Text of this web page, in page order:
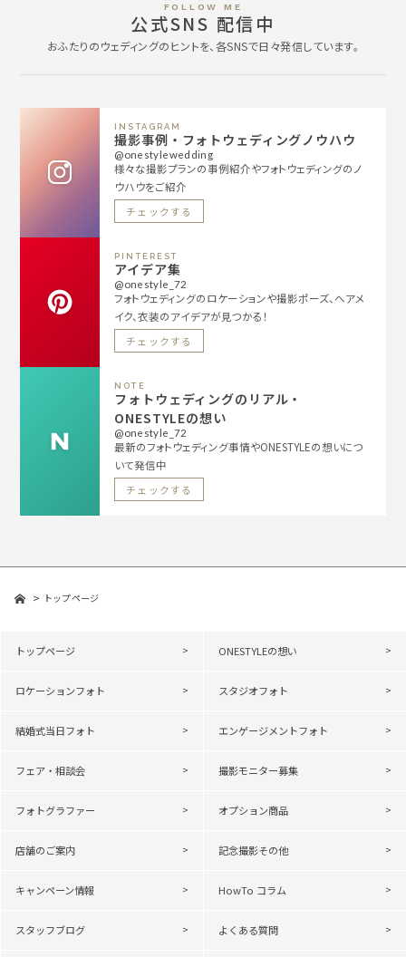
FOLLOW ME
公式SNS 配信中
おふたりのウェディングのヒントを、各SNSで日々発信しています。
INSTAGRAM
撮影事例・フォトウェディングノウハウ
@onestylewedding
様々な撮影プランの事例紹介やフォトウェディングのノ
ウハウをご紹介
チェックする
PINTEREST
アイデア集
@onestyle_72
フォトウェディングのロケーションや撮影ポーズ、ヘアメ
イク、衣装のアイデアが見つかる！
チェックする
NOTE
フォトウェディングのリアル・
ONESTYLEの想い
@onestyle_72
最新のフォトウェディング事情やONESTYLEの想いにつ
いて発信中
チェックする
トップページ
トップページ ONESTYLEの想い
ロケーションフォト スタジオフォト
結婚式当日フォト エンゲージメントフォト
フェア・相談会 撮影モニター募集
フォトグラファー オプション商品
店舗のご案内 記念撮影その他
キャンペーン情報 HowTo コラム
スタッフブログ よくある質問